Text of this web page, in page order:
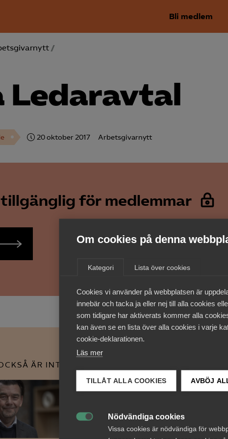
Om cookies på denna
Kategori Lista över cookies
Cookies vi använder på webbplatsen är
innebär och tacka ja eller nej till alla cookies
som tidigare har aktiverats kommer alla
kan även se en lista över alla cookies i varje
cookie-deklarationen.
Läs mer
TILLÅT ALLA COOKIES AVBÖJ
Nödvändiga cookies
Vissa cookies är nödvändiga för
Bli medlem
/
Ledaravtal
20 oktober 2017 Arbetsgivarnytt
för medlemmar
Bli medlem
ÄR INTRESSERAD AV DETTA?